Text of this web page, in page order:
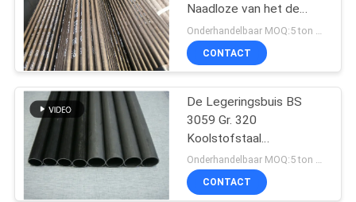
VERZOEK
OM
EEN
CITAAT
SITEMAP
De Buis van
staalbundy
16
Naadloze van het de
BoilerKoolstofstaal
Koudgetrokken Buizen
88.9*7.11mm
CONTACT
De Legeringsbuis BS
3059 Gr. 320
Koolstofstaal
60.3*5.4mm van het
boilernikkel
Onderhandelbaar MOQ:5 ton per grootte
CONTACT